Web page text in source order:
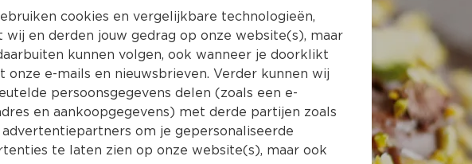
Boodschappenlijstjes
cookies en vergelijkbare technologieën,
wij en derden jouw gedrag op onze website(s), maar
kunnen volgen, ook wanneer je doorklikt
onze e-mails en nieuwsbrieven. Verder kunnen wij
persoonsgegevens delen (zoals een e-
en aankoopgegevens) met derde partijen zoals
om je gepersonaliseerde
te laten zien op onze website(s), maar ook